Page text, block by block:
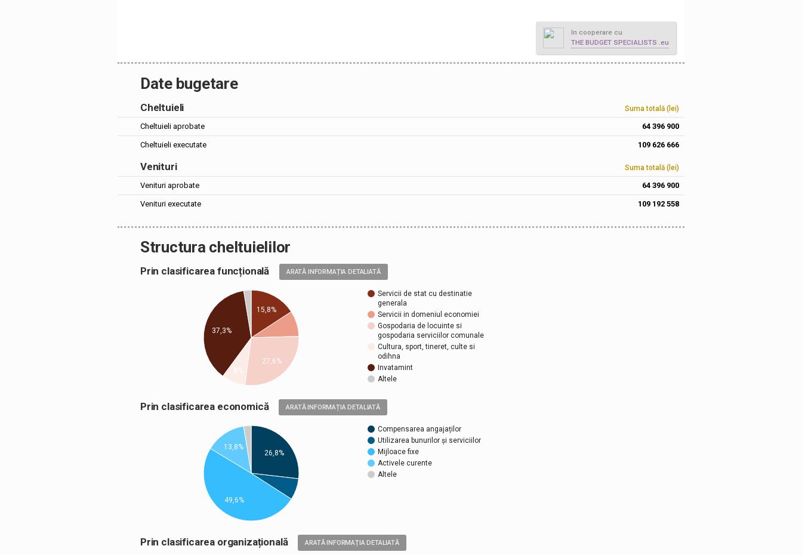
In cooperare cu
THE BUDGET SPECIALISTS .eu
Date bugetare
Cheltuieli Suma totală (lei)
Cheltuieli aprobate 64 396 900
Cheltuieli executate 109 626 666
Venituri Suma totală (lei)
Venituri aprobate 64 396 900
Venituri executate 109 192 558
Structura cheltuielilor
Prin clasificarea funcțională ARATĂ INFORMAȚIA DETALIATĂ
Servicii de stat cu destinatie
generala
Servicii in domeniul economiei
Gospodaria de locuinte si
gospodaria serviciilor comunale
Cultura, sport, tineret, culte si
odihna
Invatamint
Altele
15,8%
37,3%
27,6%
Prin clasificarea economică ARATĂ INFORMAȚIA DETALIATĂ
Compensarea angajaților
Utilizarea bunurilor și serviciilor
Mijloace fixe
Activele curente
Altele
26,8%
13,8%
49,6%
Prin clasificarea organizațională ARATĂ INFORMAȚIA DETALIATĂ